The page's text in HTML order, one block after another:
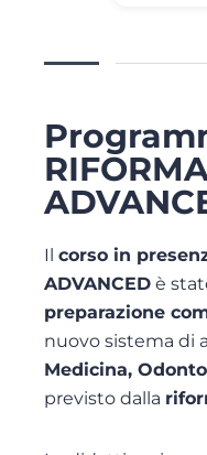
Il corso in
ADVANCED è
preparazione
nuovo sistema di
Medicina,
previsto dalla